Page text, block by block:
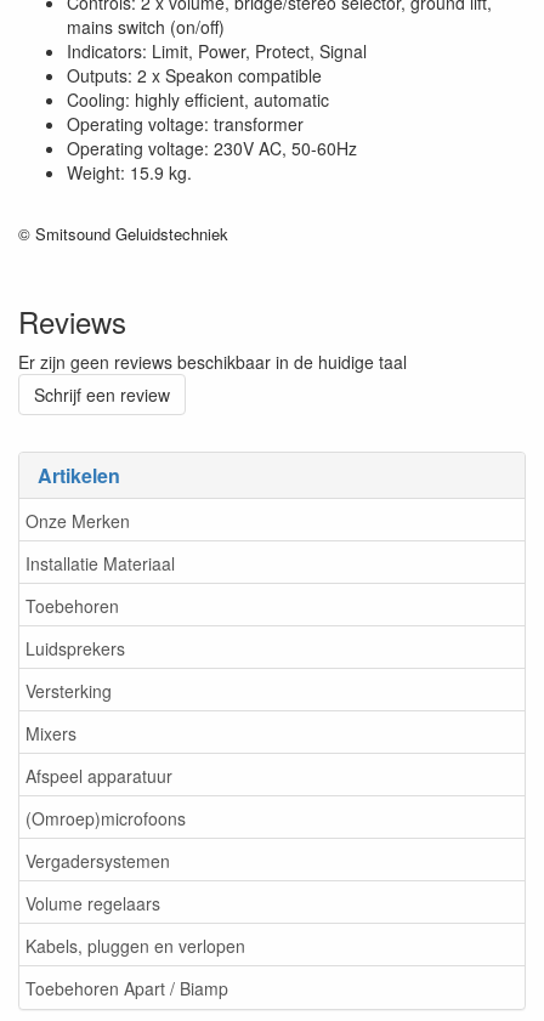
Artikelen
Onze Merken
Installatie Materiaal
Toebehoren
Luidsprekers
Versterking
Mixers
Afspeel apparatuur
(Omroep)microfoons
Vergadersystemen
Volume regelaars
Kabels, pluggen en verlopen
Toebehoren Apart / Biamp
mains switch (on/off)
Indicators: Limit, Power, Protect, Signal
Outputs: 2 x Speakon compatible
Cooling: highly efficient, automatic
Operating voltage: transformer
Operating voltage: 230V AC, 50-60Hz
Weight: 15.9 kg.
© Smitsound Geluidstechniek
Reviews
Er zijn geen reviews beschikbaar in de huidige taal
Schrijf een review